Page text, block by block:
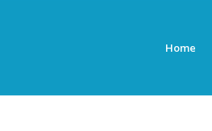
Home